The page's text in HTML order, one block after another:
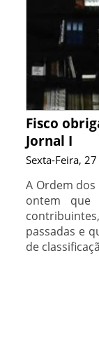
Fisco
Jornal I
Sexta-Feira,
A Ordem
ontem
passadas e
de